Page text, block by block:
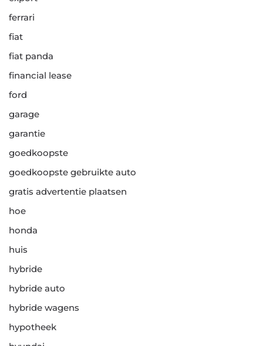
ferrari
fiat
fiat panda
financial lease
ford
garage
garantie
goedkoopste
goedkoopste gebruikte auto
gratis advertentie plaatsen
hoe
honda
huis
hybride
hybride auto
hybride wagens
hypotheek